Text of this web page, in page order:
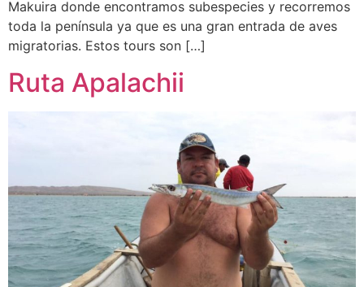
Makuira donde encontramos subespecies y recorremos
toda la península ya que es una gran entrada de aves
migratorias. Estos tours son […]
Ruta Apalachii